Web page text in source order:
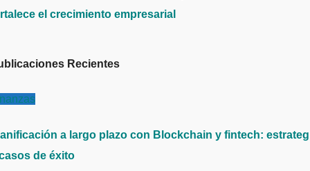
el crecimiento empresarial
Recientes
a largo plazo con Blockchain y fintech:
de éxito